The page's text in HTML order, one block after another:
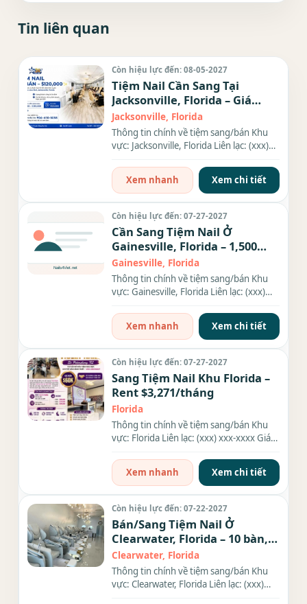
Tin liên quan
Còn hiệu lực đến: 08-05-2027
Tiệm Nail Cần Sang Tại
Jacksonville, Florida – Giá
$120,000
Jacksonville, Florida
Thông tin chính về tiệm sang/bán Khu
vực: Jacksonville, Florida Liên lạc: (xxx)
Xem nhanh
Xem chi tiết
Còn hiệu lực đến: 07-27-2027
Cần Sang Tiệm Nail Ở
Gainesville, Florida – 1,500
sqft
Gainesville, Florida
Thông tin chính về tiệm sang/bán Khu
vực: Gainesville, Florida Liên lạc: (xxx)
Xem nhanh
Xem chi tiết
Còn hiệu lực đến: 07-27-2027
Sang Tiệm Nail Khu Florida –
Rent $3,271/tháng
Florida
Thông tin chính về tiệm sang/bán Khu
vực: Florida Liên lạc: (xxx) xxx-xxxx Giá
Xem nhanh
Xem chi tiết
Còn hiệu lực đến: 07-22-2027
Bán/Sang Tiệm Nail Ở
Clearwater, Florida – 10 bàn,
10 ghế
Clearwater, Florida
Thông tin chính về tiệm sang/bán Khu
vực: Clearwater, Florida Liên lạc: (xxx)